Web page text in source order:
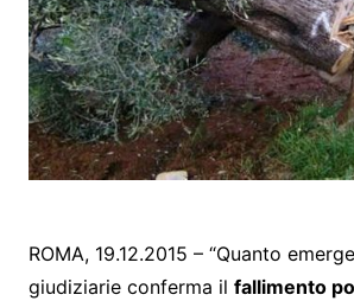
ROMA, 19.12.2015 – “Quanto
giudiziarie conferma il fallimento